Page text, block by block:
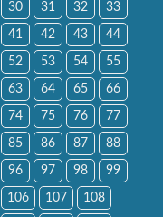
30 31 32 33
41 42 43 44
52 53 54 55
63 64 65 66
74 75 76 77
85 86 87 88
96 97 98 99
106 107 108